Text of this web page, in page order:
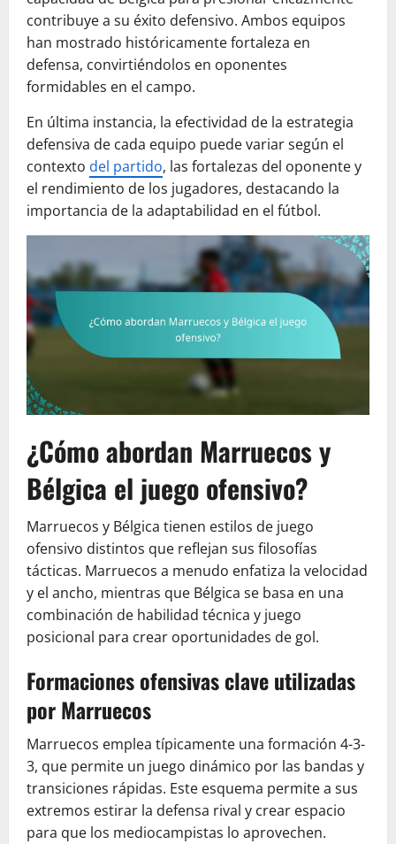
contribuye a su éxito defensivo. Ambos equipos
han mostrado históricamente fortaleza en
defensa, convirtiéndolos en oponentes
formidables en el campo.
En última instancia, la efectividad de la estrategia
defensiva de cada equipo puede variar según el
contexto del partido, las fortalezas del oponente y
el rendimiento de los jugadores, destacando la
importancia de la adaptabilidad en el fútbol.
¿Cómo abordan Marruecos y
Bélgica el juego ofensivo?
Marruecos y Bélgica tienen estilos de juego
ofensivo distintos que reflejan sus filosofías
tácticas. Marruecos a menudo enfatiza la velocidad
y el ancho, mientras que Bélgica se basa en una
combinación de habilidad técnica y juego
posicional para crear oportunidades de gol.
Formaciones ofensivas clave utilizadas
por Marruecos
Marruecos emplea típicamente una formación 4-3-
3, que permite un juego dinámico por las bandas y
transiciones rápidas. Este esquema permite a sus
extremos estirar la defensa rival y crear espacio
para que los mediocampistas lo aprovechen.